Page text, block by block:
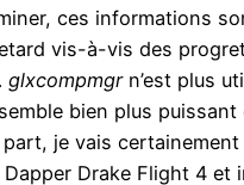
ces informations
vis-à-vis des
glxcompmgrn’est plus
semble bien plus
part, je vais
Dapper Drake Flight 4 et